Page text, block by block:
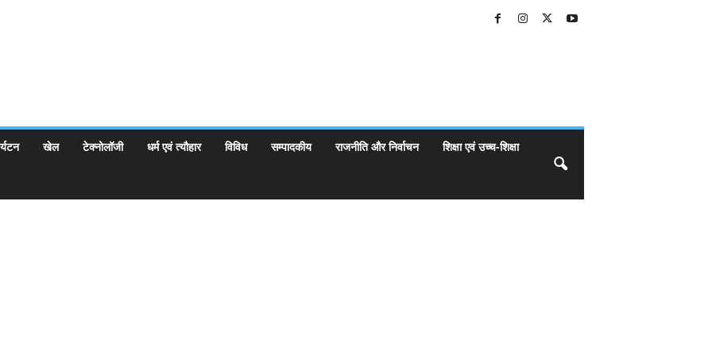
खेल टेक्नोलॉजी धर्म एवं त्यौहार विविध सम्पादकीय राजनीति और निर्वाचन शिक्षा एवं उच्च-शिक्षा